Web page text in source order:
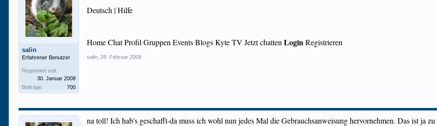
salin
Erfahrener Benutzer
Registriert seit:
30. Januar 2008
Beiträge:
700
Deutsch | Hilfe
Home Chat Profil Gruppen Events Blogs Kyte TV Jetzt chattenLoginRegistrieren
salin 28. Februar 2008
na toll! Ich hab's geschafft-da muss ich wohl nun jedes Mal die Gebrauchsanweisung hervornehmen. Das ist ja